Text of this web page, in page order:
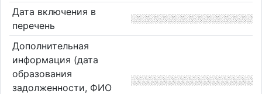
Дата включения в
перечень
Дополнительная
информация (дата
образования
задолженности, ФИО